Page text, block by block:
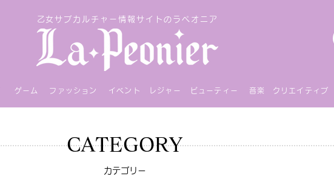
乙女サブカルチャー情報サイトのラペオニア
ゲーム ファッション イベント レジャー ビューティー 音楽 クリエイティブ
CATEGORY
カテゴリー